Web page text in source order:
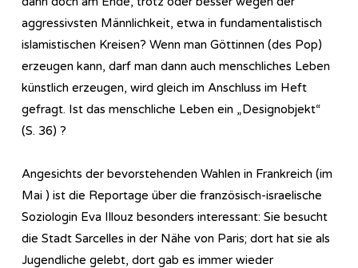
aggressivsten Männlichkeit, etwa in fundamentalistisch
islamistischen Kreisen? Wenn man Göttinnen (des Pop)
erzeugen kann, darf man dann auch menschliches Leben
künstlich erzeugen, wird gleich im Anschluss im Heft
gefragt. Ist das menschliche Leben ein „Designobjekt“
(S. 36) ?
Angesichts der bevorstehenden Wahlen in Frankreich (im
Mai ) ist die Reportage über die französisch-israelische
Soziologin Eva Illouz besonders interessant: Sie besucht
die Stadt Sarcelles in der Nähe von Paris; dort hat sie als
Jugendliche gelebt, dort gab es immer wieder